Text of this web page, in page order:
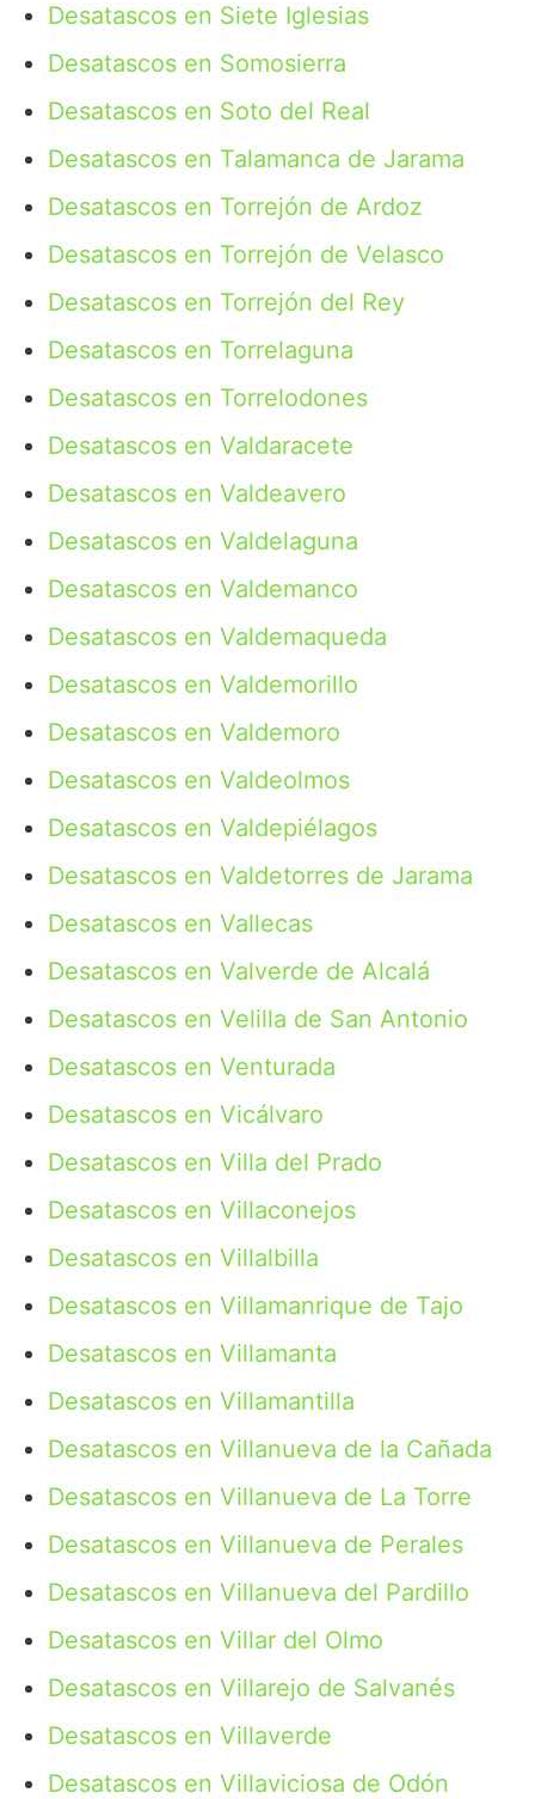
Desatascos en Siete Iglesias
Desatascos en Somosierra
Desatascos en Soto del Real
Desatascos en Talamanca de Jarama
Desatascos en Torrejón de Ardoz
Desatascos en Torrejón de Velasco
Desatascos en Torrejón del Rey
Desatascos en Torrelaguna
Desatascos en Torrelodones
Desatascos en Valdaracete
Desatascos en Valdeavero
Desatascos en Valdelaguna
Desatascos en Valdemanco
Desatascos en Valdemaqueda
Desatascos en Valdemorillo
Desatascos en Valdemoro
Desatascos en Valdeolmos
Desatascos en Valdepiélagos
Desatascos en Valdetorres de Jarama
Desatascos en Vallecas
Desatascos en Valverde de Alcalá
Desatascos en Velilla de San Antonio
Desatascos en Venturada
Desatascos en Vicálvaro
Desatascos en Villa del Prado
Desatascos en Villaconejos
Desatascos en Villalbilla
Desatascos en Villamanrique de Tajo
Desatascos en Villamanta
Desatascos en Villamantilla
Desatascos en Villanueva de la Cañada
Desatascos en Villanueva de La Torre
Desatascos en Villanueva de Perales
Desatascos en Villanueva del Pardillo
Desatascos en Villar del Olmo
Desatascos en Villarejo de Salvanés
Desatascos en Villaverde
Desatascos en Villaviciosa de Odón